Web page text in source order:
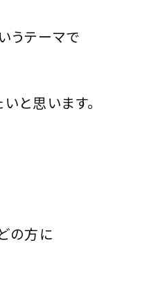
うテーマで
と思います。
の方に